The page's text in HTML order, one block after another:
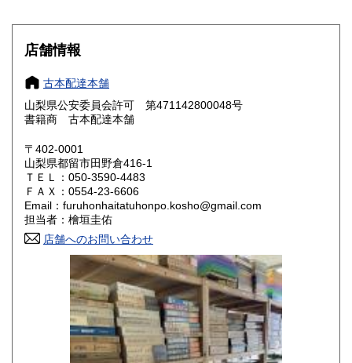
大阪府
奈良県
鳥取県 800円 島根県
岡山県
山口県 800円
香川県 800円 愛媛県
高知県 800円
800円 長崎県
800円 大分県
800円 鹿児島県
店舗情報
古本配達本舗
山梨県公安委員会許可 第471142800048号
書籍商 古本配達本舗
〒402-0001
山梨県都留市田野倉416-1
ＴＥＬ：050-3590-4483
ＦＡＸ：0554-23-6606
Email：furuhonhaitatuhonpo.kosho@gmail.com
担当者：檜垣圭佑
店舗へのお問い合わせ